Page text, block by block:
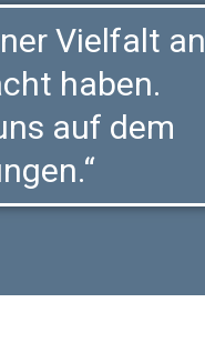
Vielfalt an
haben.
auf dem